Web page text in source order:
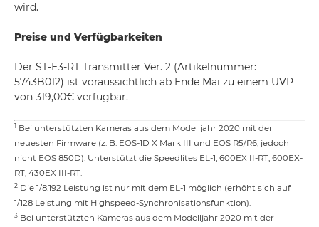
wird.
Preise und Verfügbarkeiten
Der ST-E3-RT Transmitter Ver. 2 (Artikelnummer:
5743B012) ist voraussichtlich ab Ende Mai zu einem UVP
von 319,00€ verfügbar.
1 Bei unterstützten Kameras aus dem Modelljahr 2020 mit der
neuesten Firmware (z. B. EOS-1D X Mark III und EOS R5/R6, jedoch
nicht EOS 850D). Unterstützt die Speedlites EL-1, 600EX II-RT, 600EX-
RT, 430EX III-RT.
2 Die 1/8.192 Leistung ist nur mit dem EL-1 möglich (erhöht sich auf
1/128 Leistung mit Highspeed-Synchronisationsfunktion).
3 Bei unterstützten Kameras aus dem Modelljahr 2020 mit der